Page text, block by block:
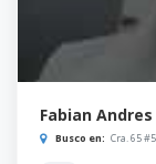
Fabian Andres
Busco en: Cra. 65